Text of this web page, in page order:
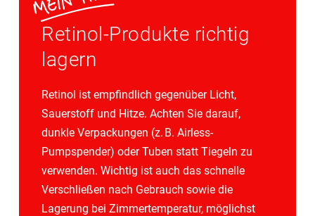
Retinol-Produkte richtig
lagern
Retinol ist empfindlich gegenüber Licht,
Sauerstoff und Hitze. Achten Sie darauf,
dunkle Verpackungen (z. B. Airless-
Pumpspender) oder Tuben statt Tiegeln zu
verwenden. Wichtig ist auch das schnelle
Verschließen nach Gebrauch sowie die
Lagerung bei Zimmertemperatur, möglichst